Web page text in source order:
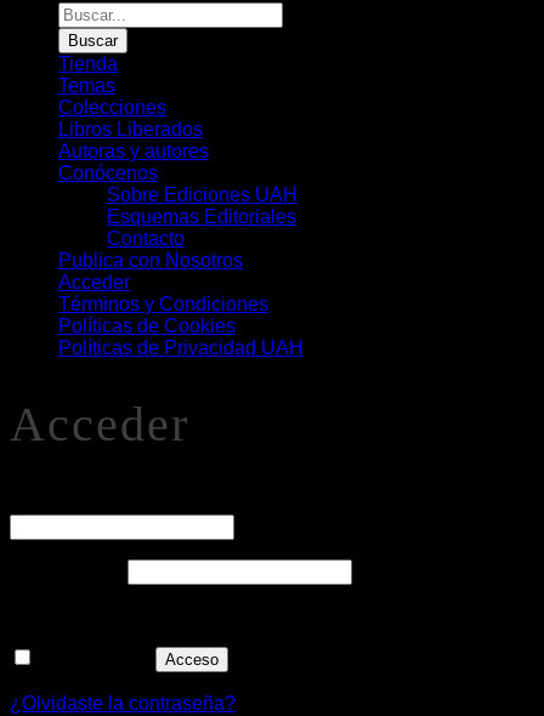
Búsqueda
de
Libros
Buscar
Tienda
Temas
Colecciones
Libros Liberados
Autoras y autores
Conócenos
Sobre Ediciones UAH
Esquemas Editoriales
Contacto
Publica con Nosotros
Acceder
Términos y Condiciones
Políticas de Cookies
Políticas de Privacidad UAH
Acceder
Acceso
¿Olvidaste la contraseña?